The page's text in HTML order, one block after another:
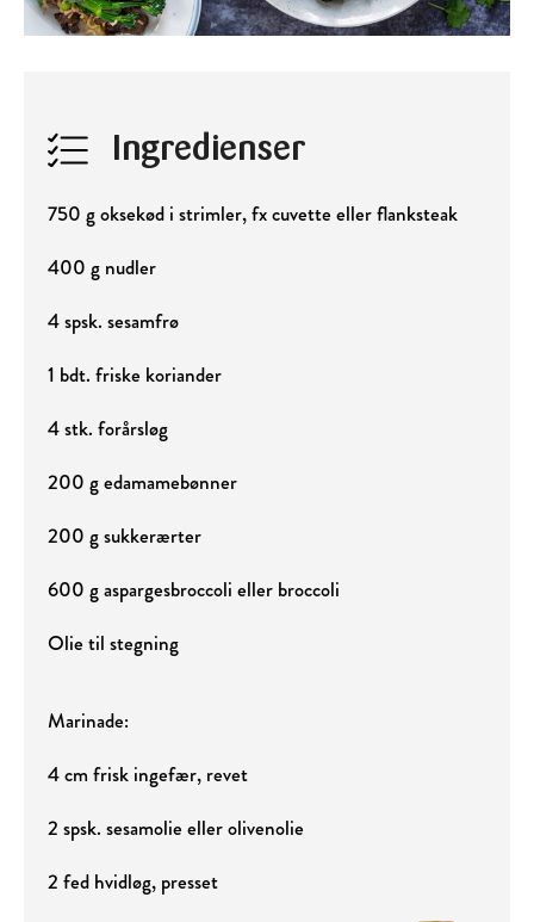
Ingredienser
750 g oksekød i strimler, fx cuvette eller flanksteak
400 g nudler
4 spsk. sesamfrø
1 bdt. friske koriander
4 stk. forårsløg
200 g edamamebønner
200 g sukkerærter
600 g aspargesbroccoli eller broccoli
Olie til stegning
Marinade:
4 cm frisk ingefær, revet
2 spsk. sesamolie eller olivenolie
2 fed hvidløg, presset